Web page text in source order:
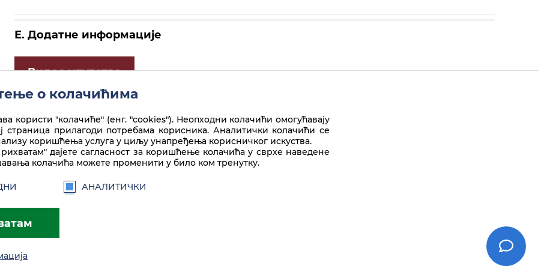
Е. Додатне информације
Видео упутство
о колачићима
користи "колачиће" (енг. "cookies"). Неопходни колачићи омогућавају
страница прилагоди потребама корисника. Аналитички колачићи се
коришћења услуга у циљу унапређења корисничког искуства.
дајете сагласност за коришћење колачића у сврхе наведене
колачића можете променити у било ком тренутку.
АНАЛИТИЧКИ